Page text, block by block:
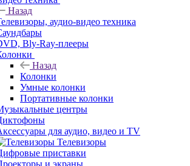
Назад
аудио-видео техника
Bly-Ray-плееры
Назад
Колонки
Умные колонки
Портативные колонки
центры
для аудио, видео и TV
Телевизоры
приставки
и экраны